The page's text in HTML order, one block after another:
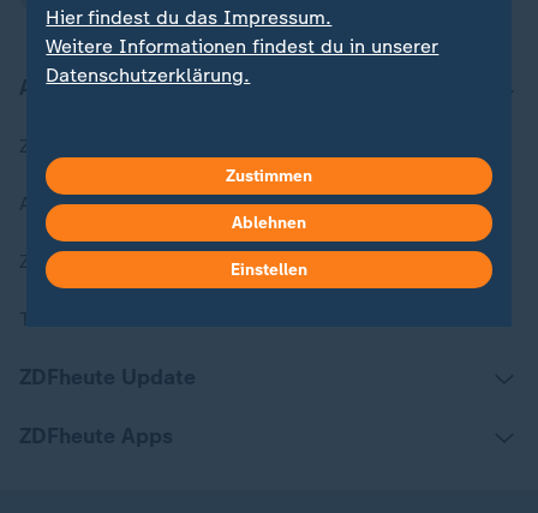
Aktuell bei ZDFheute
Aktuelle Sendungs-Videos
ZDFheute Stories
Hier findest du das Impressum.
Weitere Informationen findest du in unserer
Datenschutzerklärung.
Zustimmen
Ablehnen
Einstellen